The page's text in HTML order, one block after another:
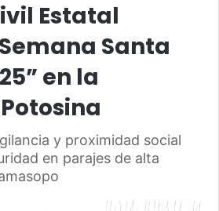
Estatal
Santa
en la
y proximidad social
en parajes de alta